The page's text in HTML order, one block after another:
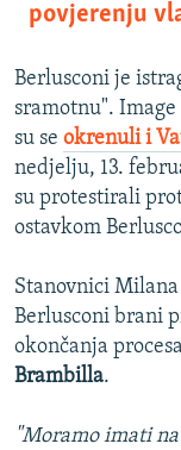
povjerenju
Berlusconi je
sramotnu".
su se okrenuli i
nedjelju, 13.
su protestirali
ostavkom
Stanovnici
Berlusconi brani
okončanja
Brambilla.
"Moramo imati